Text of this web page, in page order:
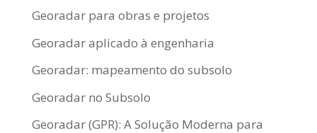
Georadar para obras e projetos
Georadar aplicado à engenharia
Georadar: mapeamento do subsolo
Georadar no Subsolo
Georadar (GPR): A Solução Moderna para